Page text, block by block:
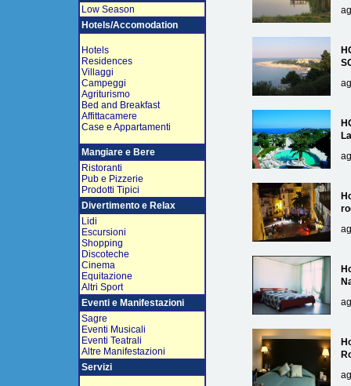
Low Season
Hotels/Accomodation
Hotels
Residences
Villaggi
Campeggi
Agriturismo
Bed and Breakfast
Affittacamere
Case e Appartamenti
Mangiare e Bere
Ristoranti
Pub e Pizzerie
Prodotti Tipici
Divertimento e Relax
Lidi
Escursioni
Shopping
Discoteche
Cinema
Equitazione
Altri Sport
Eventi e Manifestazioni
Sagre
Eventi Musicali
Eventi Teatrali
Altre Manifestazioni
Servizi